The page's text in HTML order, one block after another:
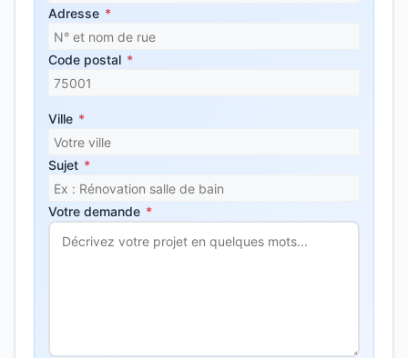
Adresse *
Code postal *
Ville *
Sujet *
Votre demande *